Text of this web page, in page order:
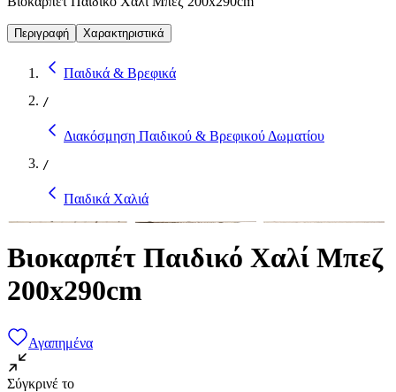
Περιγραφή Χαρακτηριστικά
Παιδικά & Βρεφικά
/
Διακόσμηση Παιδικού & Βρεφικού Δωματίου
/
Παιδικά Χαλιά
Βιοκαρπέτ Παιδικό Χαλί Μπεζ
200x290cm
Αγαπημένα
Σύγκρινέ το